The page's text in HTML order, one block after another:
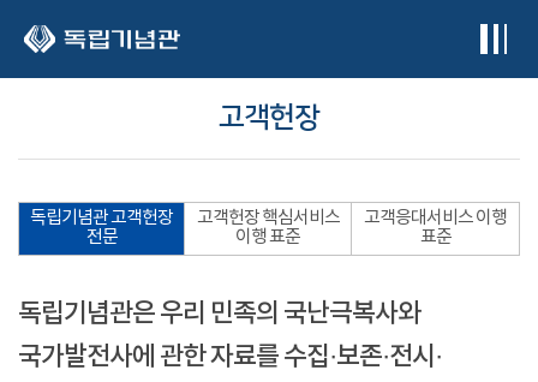
고객헌장
독립기념관 고객헌장
전문
고객헌장 핵심서비스
이행 표준
고객응대서비스 이행
표준
독립기념관은 우리 민족의 국난극복사와
국가발전사에 관한 자료를 수집·보존·전시·